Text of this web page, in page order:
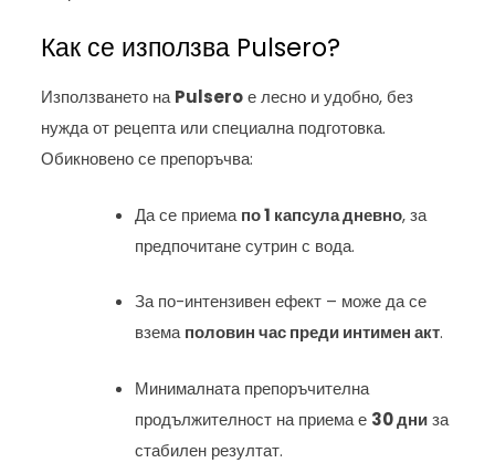
Как се използва Pulsero?
Използването наPulseroе лесно и удобно, без
нужда от рецепта или специална подготовка.
Обикновено се препоръчва:
Да се приемапо 1 капсула дневно, за
предпочитане сутрин с вода.
За по-интензивен ефект – може да се
вземаполовин час преди интимен акт.
Минималната препоръчителна
продължителност на приема е 30 дниза
стабилен резултат.